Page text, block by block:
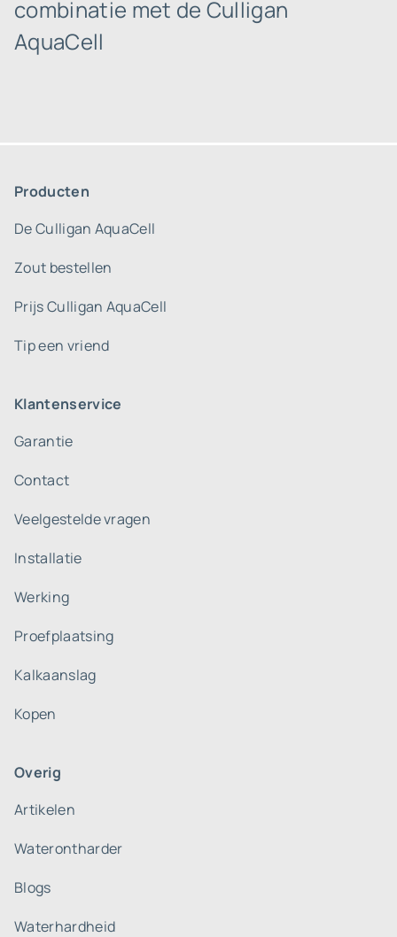
combinatie met de Culligan
AquaCell
Producten
De Culligan AquaCell
Zout bestellen
Prijs Culligan AquaCell
Tip een vriend
Klantenservice
Garantie
Contact
Veelgestelde vragen
Installatie
Werking
Proefplaatsing
Kalkaanslag
Kopen
Overig
Artikelen
Waterontharder
Blogs
Waterhardheid